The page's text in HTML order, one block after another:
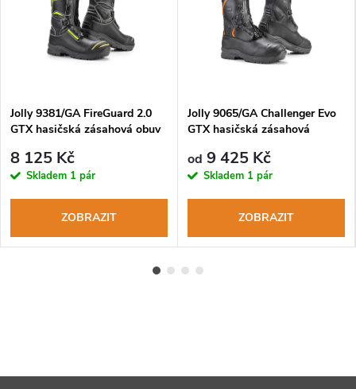
Jolly 9381/GA FireGuard 2.0
GTX hasičská zásahová obuv
8 125 Kč
Skladem 1 pár
ZOBRAZIT
Jolly 9065/GA Challenger Evo
GTX hasičská zásahová
od 9 425 Kč
Skladem 1 pár
ZOBRAZIT